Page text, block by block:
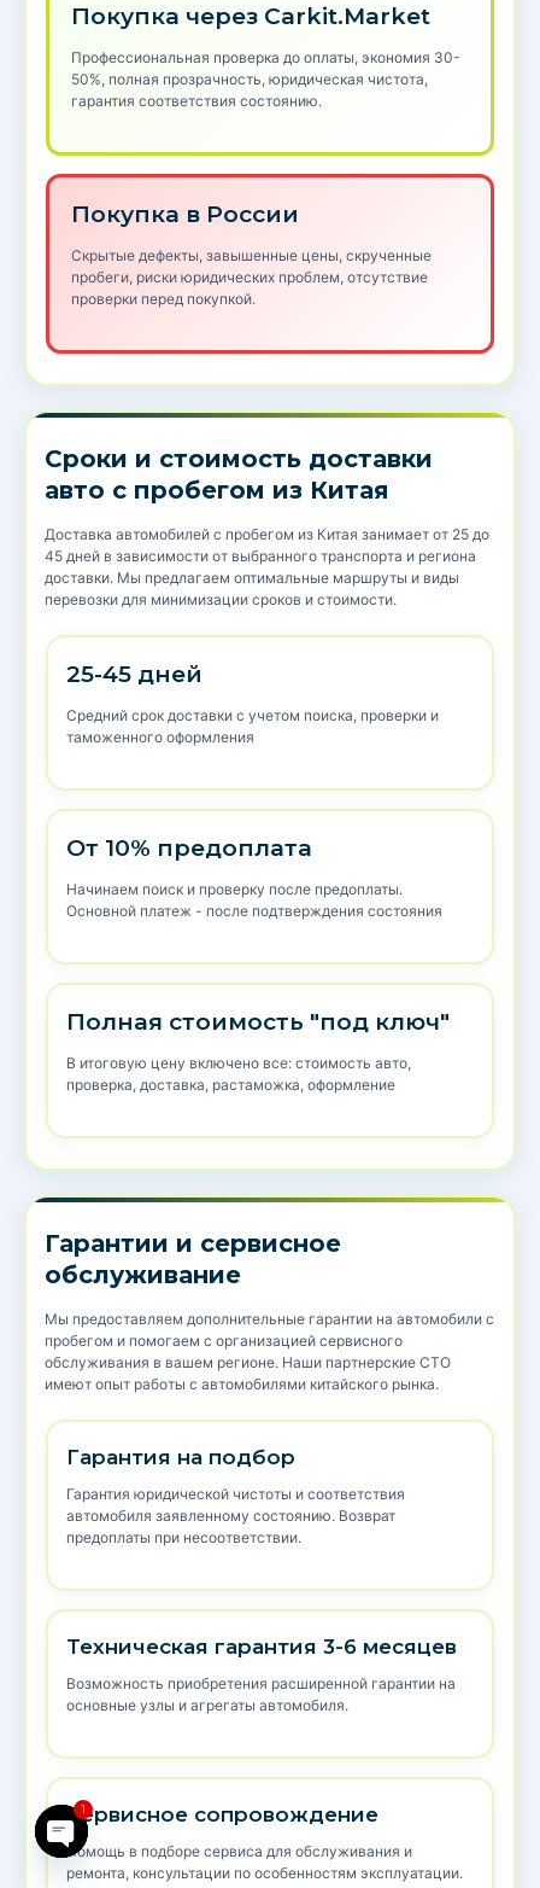
Покупка через Carkit.Market
Профессиональная проверка до оплаты, экономия 30-
50%, полная прозрачность, юридическая чистота,
гарантия соответствия состоянию.
Покупка в России
Скрытые дефекты, завышенные цены, скрученные
пробеги, риски юридических проблем, отсутствие
проверки перед покупкой.
Сроки и стоимость доставки
авто с пробегом из Китая
Доставка автомобилей с пробегом из Китая занимает от 25 до
45 дней в зависимости от выбранного транспорта и региона
доставки. Мы предлагаем оптимальные маршруты и виды
перевозки для минимизации сроков и стоимости.
25-45 дней
Средний срок доставки с учетом поиска, проверки и
таможенного оформления
От 10% предоплата
Начинаем поиск и проверку после предоплаты.
Основной платеж - после подтверждения состояния
Полная стоимость "под ключ"
В итоговую цену включено все: стоимость авто,
проверка, доставка, растаможка, оформление
Гарантии и сервисное
обслуживание
Мы предоставляем дополнительные гарантии на автомобили с
пробегом и помогаем с организацией сервисного
обслуживания в вашем регионе. Наши партнерские СТО
имеют опыт работы с автомобилями китайского рынка.
Гарантия на подбор
Гарантия юридической чистоты и соответствия
автомобиля заявленному состоянию. Возврат
предоплаты при несоответствии.
Техническая гарантия 3-6 месяцев
Возможность приобретения расширенной гарантии на
основные узлы и агрегаты автомобиля.
Сервисное сопровождение
Помощь в подборе сервиса для обслуживания и
ремонта, консультации по особенностям эксплуатации.
Open chaty
1